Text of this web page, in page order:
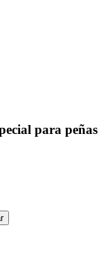
para peñas